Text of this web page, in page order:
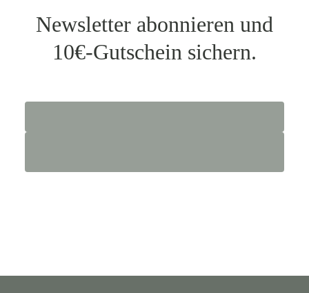
Newsletter abonnieren und
10€-Gutschein sichern.